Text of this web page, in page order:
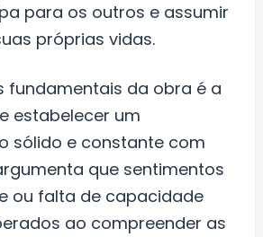
para os outros e assumir
próprias vidas.
fundamentais da obra é a
estabelecer um
sólido e constante com
que sentimentos
ou falta de capacidade
ao compreender as